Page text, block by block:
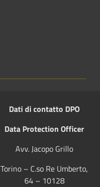
Dati di contatto DPO
Data Protection Officer
Avv. Jacopo Grillo
Torino – C.so Re Umberto,
64 – 10128